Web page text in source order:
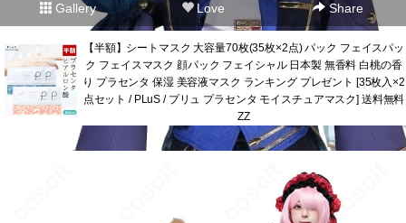
Gallery Love Share
【半額】シートマスク 大容量70枚(35枚×2点) パック フェイスパッ
ク フェイスマスク 顔パック フェイシャル 日本製 無香料 白桃の香
り プラセンタ 保湿 美容液マスク ランキング プレゼント [35枚入×2
点セット / PLuS / プリュ プラセンタ モイスチュアマスク] 送料無料
ZZ